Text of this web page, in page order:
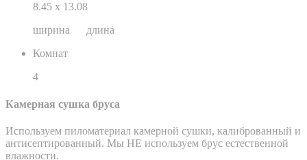
8.45 х 13.08
ширина длина
Комнат
4
Камерная сушка бруса
Используем пиломатериал камерной сушки, калиброванный и
антисептированный. Мы НЕ используем брус естественной
влажности.